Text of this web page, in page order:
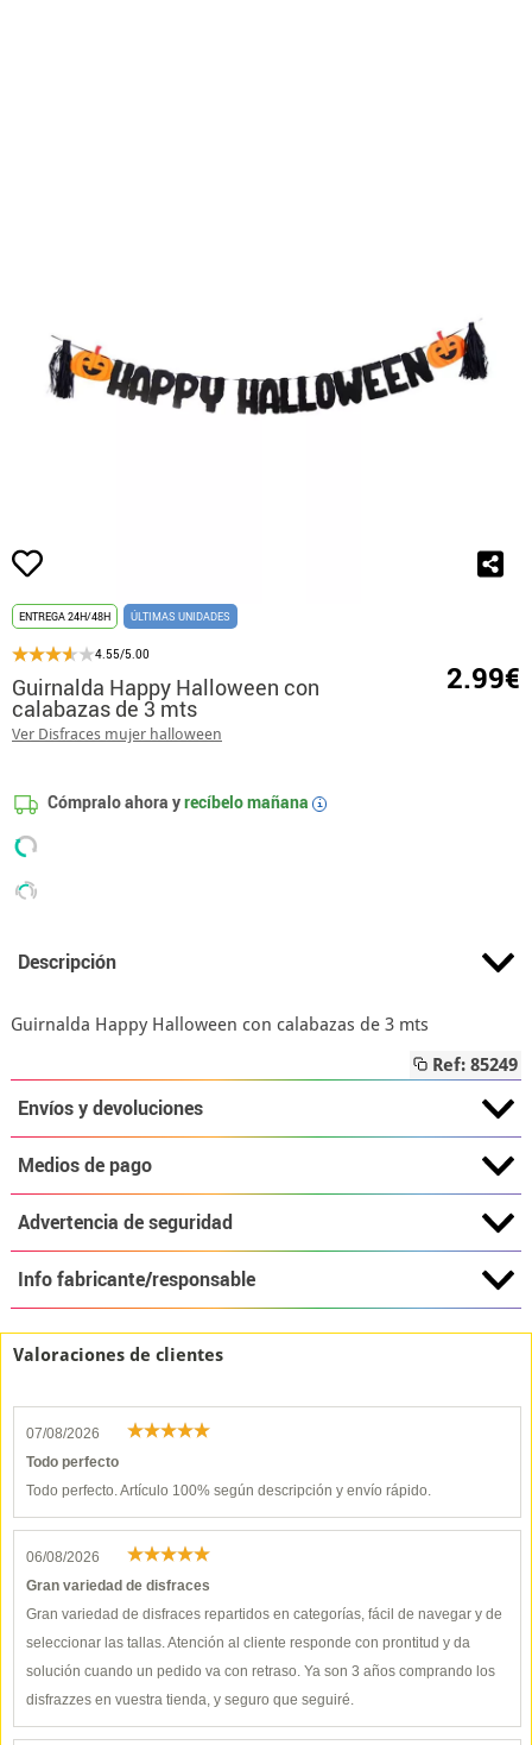
ENTREGA 24H/48H ÚLTIMAS UNIDADES
4.55/5.00
Guirnalda Happy Halloween con
calabazas de 3 mts
Ver Disfraces mujer halloween
2.99€
Cómpralo ahora yrecíbelo mañana i
Descripción
Guirnalda Happy Halloween con calabazas de 3 mts
Ref: 85249
Envíos y devoluciones
Medios de pago
Advertencia de seguridad
Info fabricante/responsable
Valoraciones de clientes
07/08/2026
Todo perfecto
Todo perfecto. Artículo 100% según descripción y envío rápido.
06/08/2026
Gran variedad de disfraces
Gran variedad de disfraces repartidos en categorías, fácil de navegar y de
seleccionar las tallas. Atención al cliente responde con prontitud y da
solución cuando un pedido va con retraso. Ya son 3 años comprando los
disfrazzes en vuestra tienda, y seguro que seguiré.